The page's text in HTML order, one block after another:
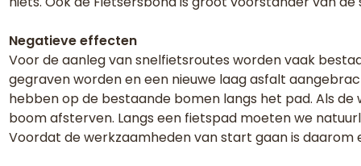
Negatieve effecten
Voor de aanleg van snelfietsroutes worden vaak
gegraven worden en een nieuwe laag asfalt
hebben op de bestaande bomen langs het pad. Als
boom afsterven. Langs een fietspad moeten we
Voordat de werkzaamheden van start gaan is daarom